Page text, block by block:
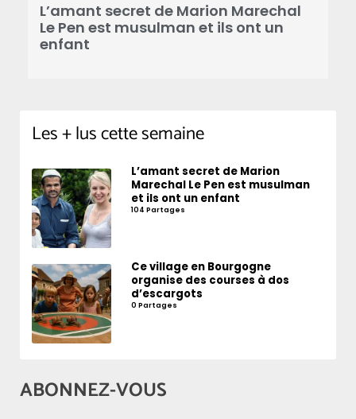
L’amant secret de Marion Marechal
Le Pen est musulman et ils ont un
enfant
Les + lus cette semaine
L’amant secret de Marion
Marechal Le Pen est musulman
et ils ont un enfant
104 Partages
Ce village en Bourgogne
organise des courses à dos
d’escargots
0 Partages
ABONNEZ-VOUS